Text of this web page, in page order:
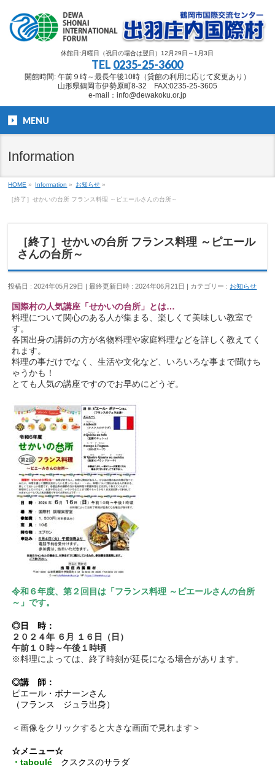
休館日:月曜日（祝日の場合は翌日）12月29日～1月3日
TEL 0235-25-3600
開館時間: 午前９時～最長午後10時（貸館の利用に応じて変更あり）
山形県鶴岡市伊勢原町8-32 FAX:0235-25-3605
e-mail：info@dewakoku.or.jp
MENU
Information
HOME » Information » お知らせ »
［終了］せかいの台所 フランス料理 ～ピエールさんの台所～
［終了］せかいの台所 フランス料理 ～ピエール
さんの台所～
投稿日 : 2024年05月29日 最終更新日時 : 2024年06月21日 カテゴリー : お知らせ
国際村の人気講座「せかいの台所」とは…
料理について関心のある人が集まる、楽しくて美味しい教室で
す。
各国出身の講師の方が名物料理や家庭料理などを詳しく教えてく
れます。
料理の事だけでなく、生活や文化など、いろいろな事まで聞けち
ゃうかも！
とても人気の講座ですのでお早めにどうぞ。
令和６年度、第２回目は「フランス料理 ～ピエールさんの台所
～」です。
◎日 時：
２０２４年 ６月 １６日（日）
午前１０時～午後１時頃
※料理によっては、終了時刻が延長になる場合があります。
◎講 師：
ピエール・ボナーンさん
（フランス ジュラ出身）
＜画像をクリックすると大きな画面で見れます＞
☆メニュー☆
・taboulé クスクスのサラダ